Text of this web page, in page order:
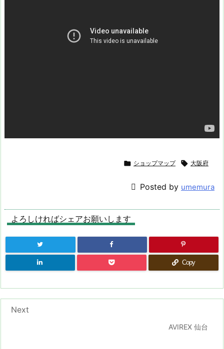
 ショップマップ  大阪府
Posted by umemura
よろしければシェアお願いします
Copy
AVIREX 仙台
Next